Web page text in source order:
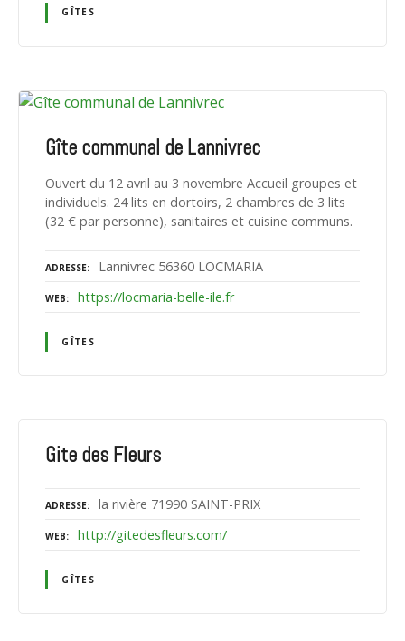
GÎTES
Gîte communal de Lannivrec
Ouvert du 12 avril au 3 novembre Accueil groupes et
individuels. 24 lits en dortoirs, 2 chambres de 3 lits
(32 € par personne), sanitaires et cuisine communs.
ADRESSE Lannivrec 56360 LOCMARIA
WEB https://locmaria-belle-ile.fr
GÎTES
Gite des Fleurs
ADRESSE la rivière 71990 SAINT-PRIX
WEB http://gitedesfleurs.com/
GÎTES